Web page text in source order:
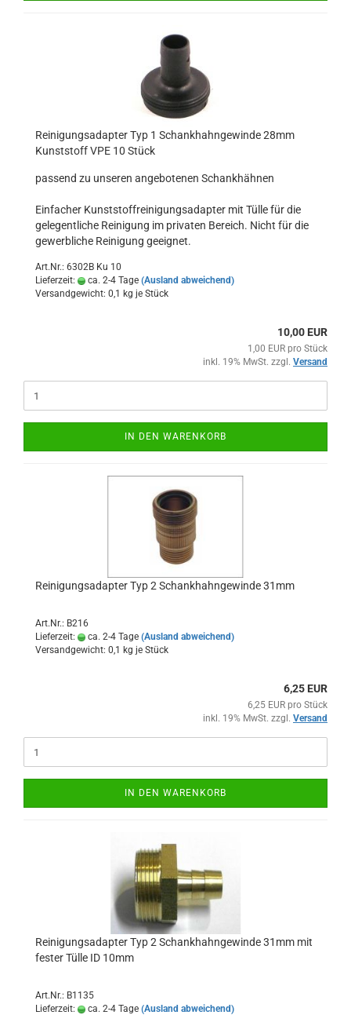
Reinigungsadapter Typ 1 Schankhahngewinde 28mm
Kunststoff VPE 10 Stück
passend zu unseren angebotenen Schankhähnen
Einfacher Kunststoffreinigungsadapter mit Tülle für die
gelegentliche Reinigung im privaten Bereich. Nicht für die
gewerbliche Reinigung geeignet.
Art.Nr.: 6302B Ku 10
Lieferzeit:
ca. 2-4 Tage (Ausland abweichend)
Versandgewicht: 0,1 kg je Stück
10,00 EUR
1,00 EUR pro Stück
inkl. 19% MwSt. zzgl. Versand
IN DEN WARENKORB
Reinigungsadapter Typ 2 Schankhahngewinde 31mm
Art.Nr.: B216
Lieferzeit:
ca. 2-4 Tage (Ausland abweichend)
Versandgewicht: 0,1 kg je Stück
6,25 EUR
6,25 EUR pro Stück
inkl. 19% MwSt. zzgl. Versand
IN DEN WARENKORB
Reinigungsadapter Typ 2 Schankhahngewinde 31mm mit
fester Tülle ID 10mm
Art.Nr.: B1135
Lieferzeit:
ca. 2-4 Tage (Ausland abweichend)